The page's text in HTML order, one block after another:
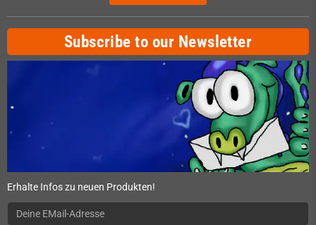
Subscribe to our Newsletter
Erhalte Infos zu neuen Produkten!